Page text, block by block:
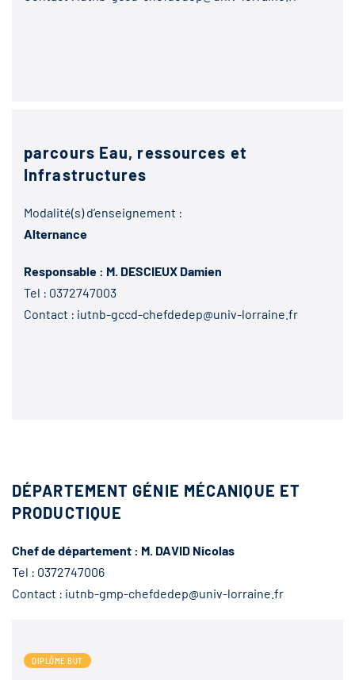
parcours Eau, ressources et
Infrastructures
Modalité(s) d’enseignement :
Alternance
Responsable : M. DESCIEUX Damien
Tel : 0372747003
Contact : iutnb-gccd-chefdedep@univ-lorraine.fr
DÉPARTEMENT GÉNIE MÉCANIQUE ET
PRODUCTIQUE
Chef de département : M. DAVID Nicolas
Tel : 0372747006
Contact : iutnb-gmp-chefdedep@univ-lorraine.fr
DIPLÔME BUT